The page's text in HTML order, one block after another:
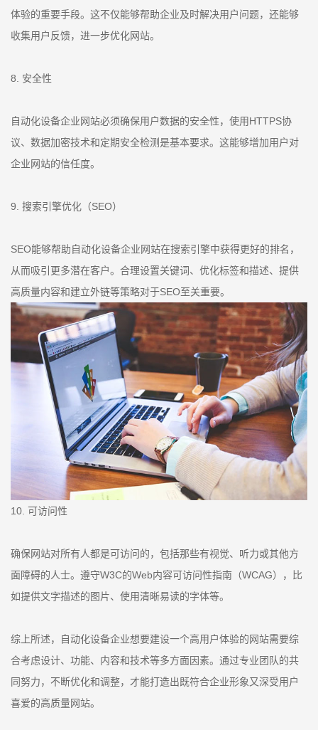
体验的重要手段。这不仅能够帮助企业及时解决用户问题，还能够
收集用户反馈，进一步优化网站。
8. 安全性
自动化设备企业网站必须确保用户数据的安全性，使用HTTPS协
议、数据加密技术和定期安全检测是基本要求。这能够增加用户对
企业网站的信任度。
9. 搜索引擎优化（SEO）
SEO能够帮助自动化设备企业网站在搜索引擎中获得更好的排名，
从而吸引更多潜在客户。合理设置关键词、优化标签和描述、提供
高质量内容和建立外链等策略对于SEO至关重要。
10. 可访问性
确保网站对所有人都是可访问的，包括那些有视觉、听力或其他方
面障碍的人士。遵守W3C的Web内容可访问性指南（WCAG），比
如提供文字描述的图片、使用清晰易读的字体等。
综上所述，自动化设备企业想要建设一个高用户体验的网站需要综
合考虑设计、功能、内容和技术等多方面因素。通过专业团队的共
同努力，不断优化和调整，才能打造出既符合企业形象又深受用户
喜爱的高质量网站。